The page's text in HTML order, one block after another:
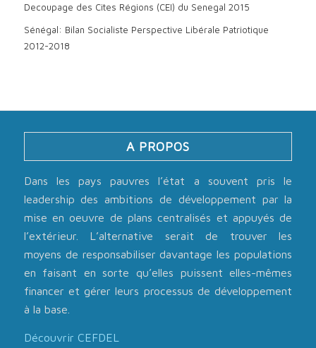
Decoupage des Cites Régions (CEI) du Senegal 2015
Sénégal: Bilan Socialiste Perspective Libérale Patriotique
2012-2018
A PROPOS
Dans les pays pauvres l’état a souvent pris le
leadership des ambitions de développement par la
mise en oeuvre de plans centralisés et appuyés de
l’extérieur. L’alternative serait de trouver les
moyens de responsabiliser davantage les populations
en faisant en sorte qu’elles puissent elles-mêmes
financer et gérer leurs processus de développement
à la base.
Découvrir CEFDEL